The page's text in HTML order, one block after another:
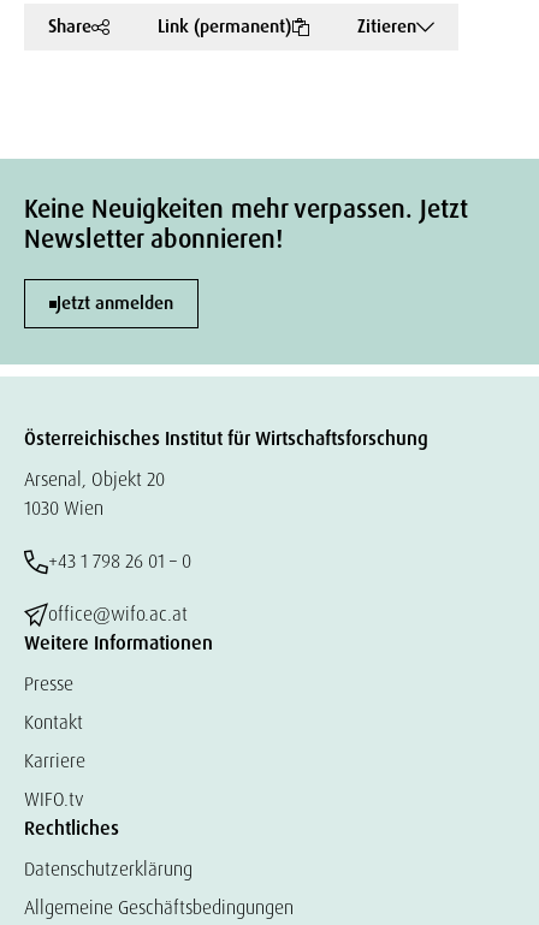
Share Link (permanent) Zitieren
Keine Neuigkeiten mehr verpassen. Jetzt
Newsletter abonnieren!
Jetzt anmelden
Österreichisches Institut für Wirtschaftsforschung
Arsenal, Objekt 20
1030 Wien
+43 1 798 26 01 – 0
office@wifo.ac.at
Weitere Informationen
Presse
Kontakt
Karriere
WIFO.tv
Rechtliches
Datenschutzerklärung
Allgemeine Geschäftsbedingungen